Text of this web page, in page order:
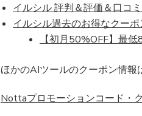
イルシル 評判＆評価＆口コミ
イルシル過去のお得なクーポ
【初月50%OFF】最
ほかのAIツールのクーポン情報
Nottaプロモーションコード・